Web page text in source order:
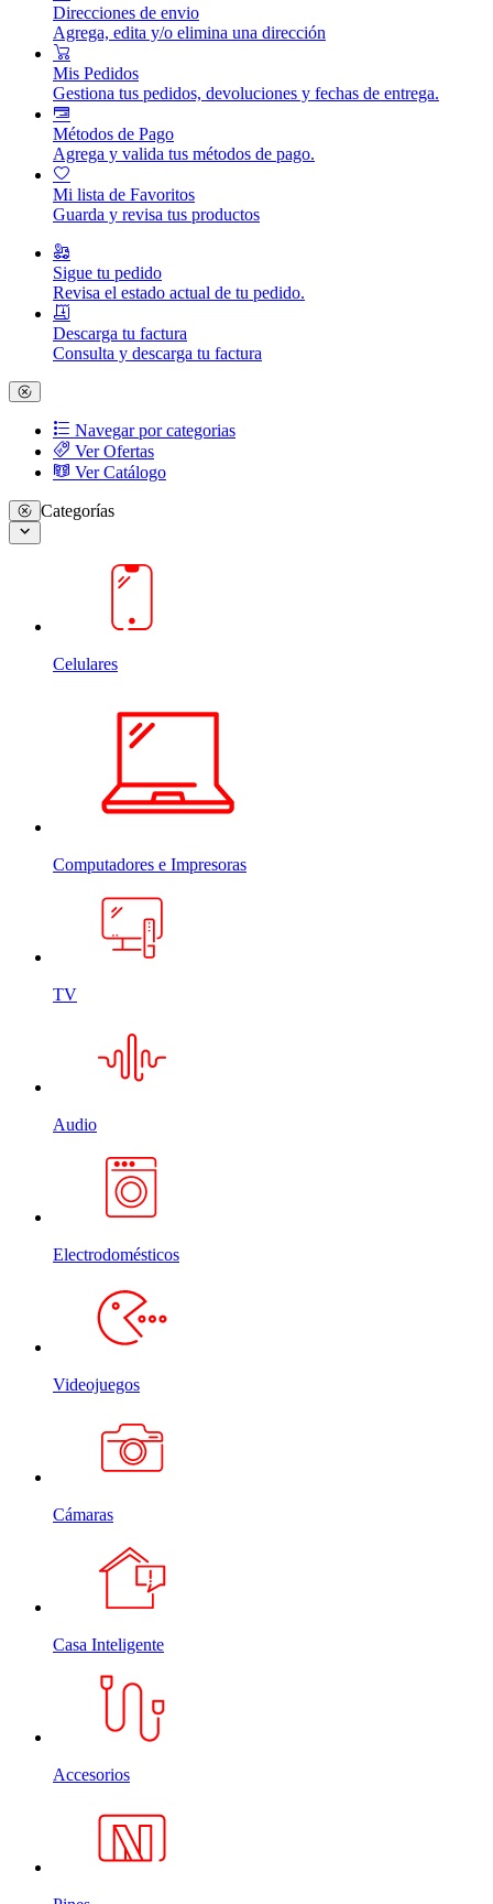
Direcciones de envio
Agrega, edita y/o elimina una dirección
Mis Pedidos
Gestiona tus pedidos, devoluciones y fechas de entrega.
Métodos de Pago
Agrega y valida tus métodos de pago.
Mi lista de Favoritos
Guarda y revisa tus productos
Sigue tu pedido
Revisa el estado actual de tu pedido.
Descarga tu factura
Consulta y descarga tu factura
Navegar por categorias
Ver Ofertas
Ver Catálogo
Categorías
Celulares
Computadores e Impresoras
TV
Audio
Electrodomésticos
Videojuegos
Cámaras
Casa Inteligente
Accesorios